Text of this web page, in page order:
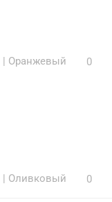
| Оранжевый 0
| Оливковый 0